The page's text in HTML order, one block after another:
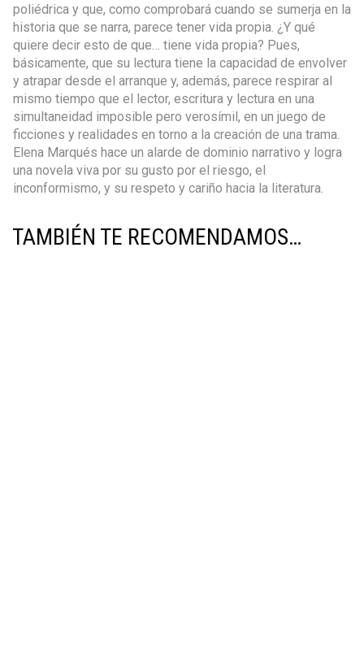
poliédrica y que, como comprobará cuando se sumerja en la
historia que se narra, parece tener vida propia. ¿Y qué
quiere decir esto de que… tiene vida propia? Pues,
básicamente, que su lectura tiene la capacidad de envolver
y atrapar desde el arranque y, además, parece respirar al
mismo tiempo que el lector, escritura y lectura en una
simultaneidad imposible pero verosímil, en un juego de
ficciones y realidades en torno a la creación de una trama.
Elena Marqués hace un alarde de dominio narrativo y logra
una novela viva por su gusto por el riesgo, el
inconformismo, y su respeto y cariño hacia la literatura.
TAMBIÉN TE RECOMENDAMOS…